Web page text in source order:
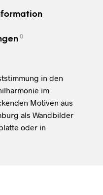
0
in den
im
Motiven aus
als Wandbilder
oder in